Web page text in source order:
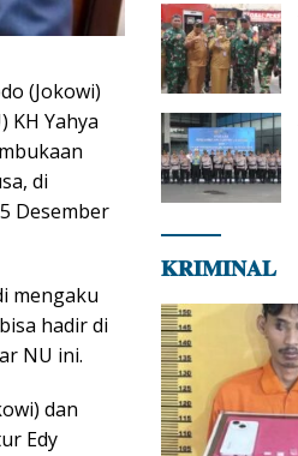
(Jokowi)
KH Yahya
di
Desember
mengaku
hadir di
NU ini.
dan
Edy
𝐊𝐑𝐈𝐌𝐈𝐍𝐀𝐋